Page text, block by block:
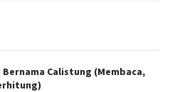
Calistung (Membaca,